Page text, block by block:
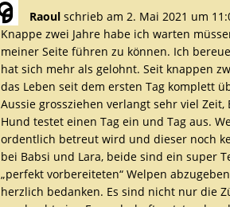
Raoul schrieb am 2. Mai 2021 um
Knappe zwei Jahre habe ich warten
meiner Seite führen zu können. Ich
hat sich mehr als gelohnt. Seit knappen
das Leben seit dem ersten Tag komplett
Aussie grossziehen verlangt sehr viel
Hund testet einen Tag ein und Tag aus.
ordentlich betreut wird und dieser noch
bei Babsi und Lara, beide sind ein super
„perfekt vorbereiteten“ Welpen
herzlich bedanken. Es sind nicht nur die